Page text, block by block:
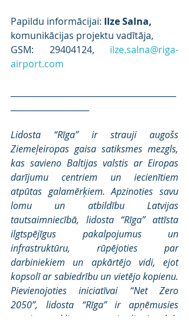
Papildu informācijai: Ilze Salna,
komunikācijas projektu vadītāja,
GSM: 29404124, ilze.salna@riga-
airport.com
Lidosta “Rīga” ir strauji augošs
Ziemeļeiropas gaisa satiksmes mezgls,
kas savieno Baltijas valstis ar Eiropas
darījumu centriem un iecienītiem
atpūtas galamērķiem. Apzinoties savu
lomu un atbildību Latvijas
tautsaimniecībā, lidosta “Rīga” attīsta
ilgtspējīgus pakalpojumus un
infrastruktūru, rūpējoties par
darbiniekiem un apkārtējo vidi, ejot
kopsolī ar sabiedrību un vietējo kopienu.
Pievienojoties iniciatīvai “Net Zero
2050”, lidosta “Rīga” ir apņēmusies
sasniegt klimata neitralitāti līdz